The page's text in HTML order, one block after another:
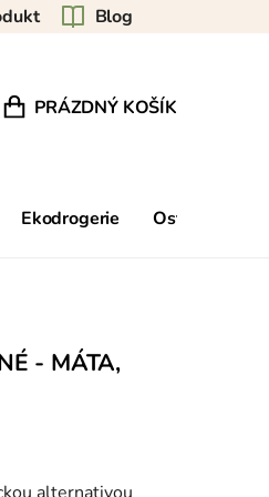
Blog
NÁKUPNÍ KOŠÍK
PRÁZDNÝ KOŠÍK
Ekodrogerie Ostatní
- MÁTA,